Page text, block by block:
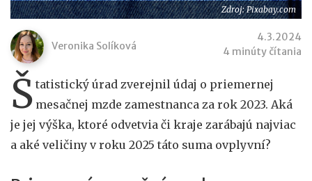
Zdroj: Pixabay.com
Veronika Solíková
4.3.2024
4 minúty čítania
Š tatistický úrad zverejnil údaj o priemernej
mesačnej mzde zamestnanca za rok 2023. Aká
je jej výška, ktoré odvetvia či kraje zarábajú najviac
a aké veličiny v roku 2025 táto suma ovplyvní?